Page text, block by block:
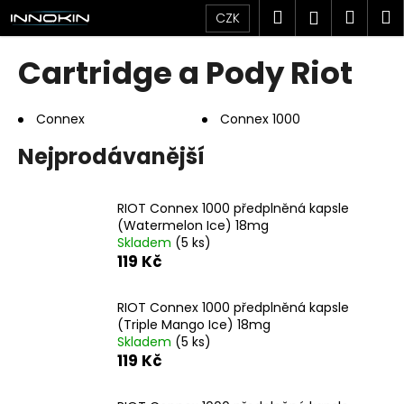
Přejít
na
obsah
CZK Hledat
Cartridge a Pody Riot
Connex Connex 1000
Nejprodávanější
RIOT Connex 1000 předplněná kapsle
(Watermelon Ice) 18mg
Skladem (5 ks)
119 Kč
RIOT Connex 1000 předplněná kapsle
(Triple Mango Ice) 18mg
Skladem (5 ks)
119 Kč
K
o
o
p
o